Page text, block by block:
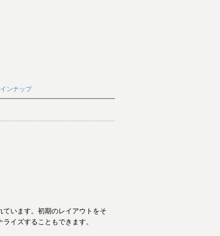
ンナップ
います。初期のレイアウトをそ
イズすることもできます。